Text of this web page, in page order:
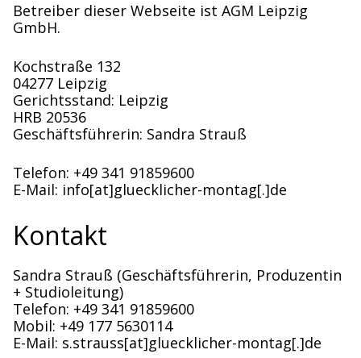
Betreiber dieser Webseite ist AGM Leipzig
GmbH.
Kochstraße 132
04277 Leipzig
Gerichtsstand: Leipzig
HRB 20536
Geschäftsführerin: Sandra Strauß
Telefon: +49 341 91859600
E-Mail: info[at]gluecklicher-montag[.]de
Kontakt
Sandra Strauß (Geschäftsführerin, Produzentin
+ Studioleitung)
Telefon: +49 341 91859600
Mobil: +49 177 5630114
E-Mail: s.strauss[at]gluecklicher-montag[.]de